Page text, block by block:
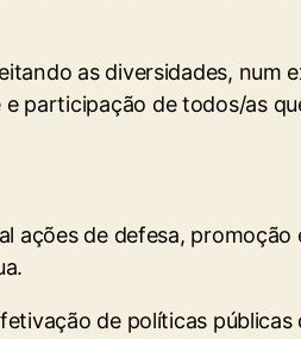
as diversidades, num
participação de todos/as
ações de defesa,
de políticas públicas